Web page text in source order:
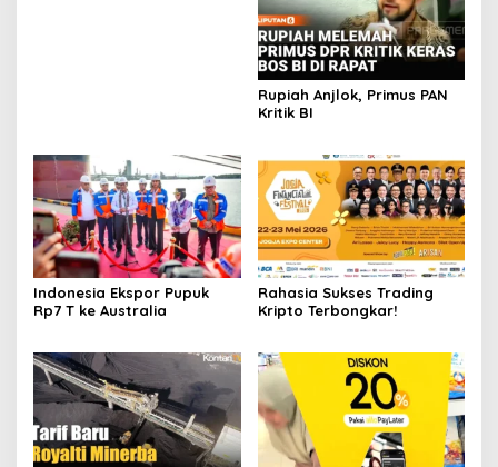
Rupiah Anjlok, Primus PAN
Kritik BI
Indonesia Ekspor Pupuk
Rp7 T ke Australia
Rahasia Sukses Trading
Kripto Terbongkar!